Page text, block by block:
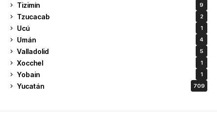
Tizimín 9
Tzucacab 2
Ucú 1
Umán 4
Valladolid 5
Xocchel 1
Yobain 1
Yucatán 709